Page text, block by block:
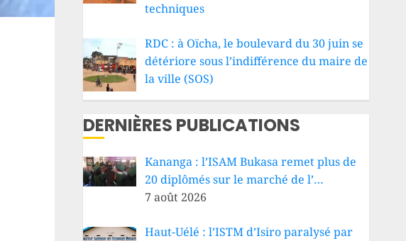
techniques
RDC : à Oïcha, le boulevard du 30 juin se
détériore sous l’indifférence du maire de
la ville (SOS)
DERNIÈRES PUBLICATIONS
Kananga : l’ISAM Bukasa remet plus de
20 diplômés sur le marché de l’…
7 août 2026
Haut-Uélé : l’ISTM d’Isiro paralysé par